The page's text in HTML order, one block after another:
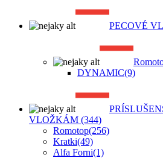
PECOVÉ
DYNAMIC(9)
VLOŽKÁM (344)
Romotop(256)
Kratki(49)
Alfa Forni(1)